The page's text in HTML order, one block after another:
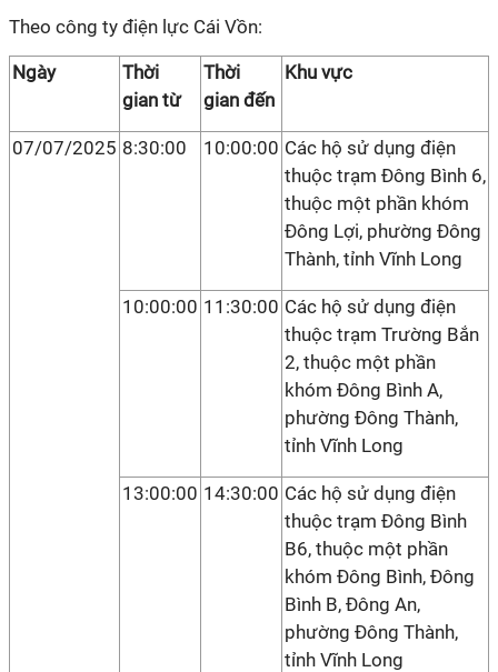
Theo công ty điện lực Cái Vồn:
Ngày
Thời
gian từ
Thời
gian đến
Khu vực
07/07/2025 8:30:00 10:00:00 Các hộ sử dụng điện
thuộc trạm Đông Bình 6,
thuộc một phần khóm
Đông Lợi, phường Đông
Thành, tỉnh Vĩnh Long
10:00:00 11:30:00 Các hộ sử dụng điện
thuộc trạm Trường Bắn
2, thuộc một phần
khóm Đông Bình A,
phường Đông Thành,
tỉnh Vĩnh Long
13:00:00 14:30:00 Các hộ sử dụng điện
thuộc trạm Đông Bình
B6, thuộc một phần
khóm Đông Bình, Đông
Bình B, Đông An,
phường Đông Thành,
tỉnh Vĩnh Long